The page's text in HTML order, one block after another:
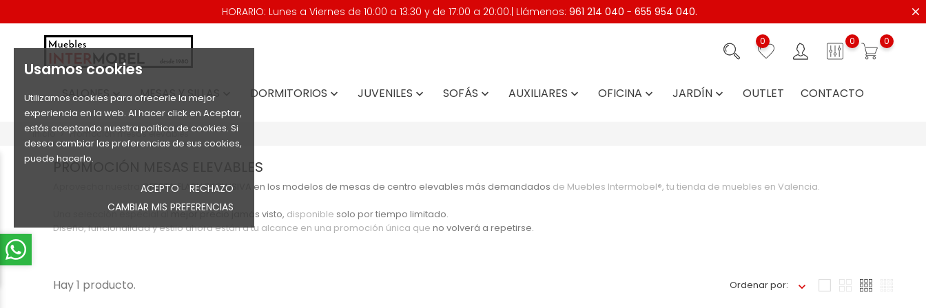
Usamos cookies
Utilizamos cookies para ofrecerle la mejor
experiencia en la web. Al hacer click en Aceptar,
estás aceptando nuestra política de cookies. Si
desea cambiar las preferencias de sus cookies,
puede hacerlo.
ACEPTO
RECHAZO
CAMBIAR MIS PREFERENCIAS
HORARIO: Lunes a Viernes de 10:00 a 13:30 y de 17:00 a 20:00.| Llámenos: 961 214 040 - 655 954 040.
0 0 0
SALONES  MESAS Y SILLAS DORMITORIOS  JUVENILES  SOFÁS  AUXILIARES  OFICINA  JARDÍN  OUTLET CONTACTO
Inicio Promoción mesas elevables
PROMOCIÓN MESAS ELEVABLES
Aprovecha nuestraOFERTA FLASH EXCLUSIVA en los modelos de mesas de centro elevables más demandados de Muebles Intermobel®, tu tienda de muebles en Valencia.
Una selección especial almejor precio jamás visto, disponible solo por tiempo limitado.
Diseño, funcionalidad y estilo ahora están a tu alcance en una promoción única que no volverá a repetirse.
Hay 1 producto. Ordenar por: